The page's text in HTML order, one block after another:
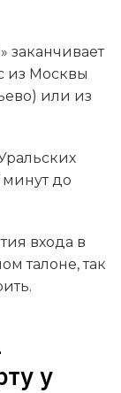
заканчивает
из Москвы
или из
минут до
входа в
талоне, так
у